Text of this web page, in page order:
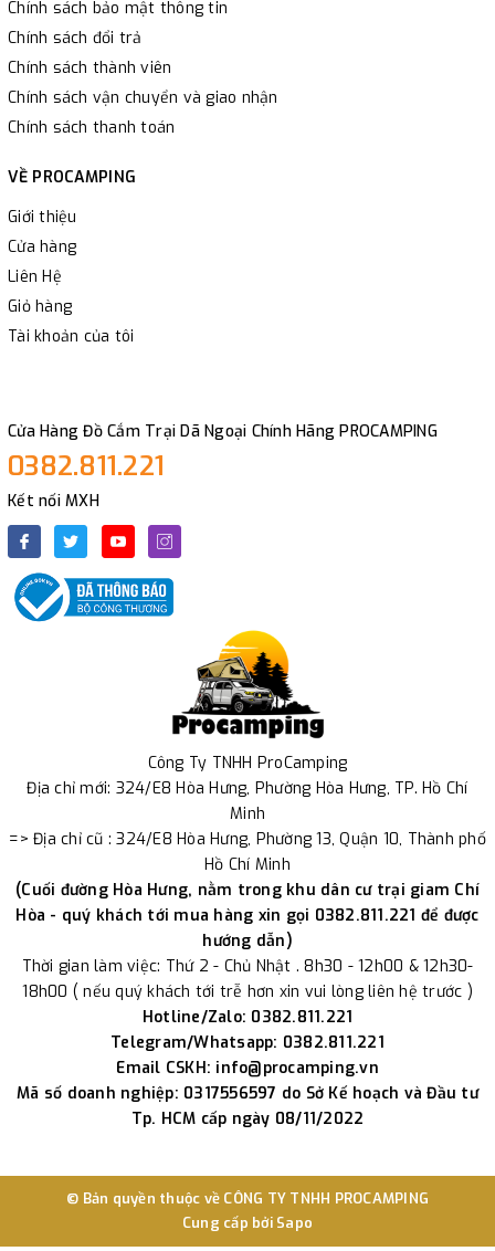
Chính sách bảo mật thông tin
Chính sách đổi trả
Chính sách thành viên
Chính sách vận chuyển và giao nhận
Chính sách thanh toán
VỀ PROCAMPING
Giới thiệu
Cửa hàng
Liên Hệ
Giỏ hàng
Tài khoản của tôi
Cửa Hàng Đồ Cắm Trại Dã Ngoại Chính Hãng PROCAMPING
0382.811.221
Kết nối MXH
Công Ty TNHH ProCamping
Địa chỉ mới: 324/E8 Hòa Hưng, Phường Hòa Hưng, TP. Hồ Chí
Minh
=> Địa chỉ cũ : 324/E8 Hòa Hưng, Phường 13, Quận 10, Thành phố
Hồ Chí Minh
(Cuối đường Hòa Hưng, nằm trong khu dân cư trại giam Chí
Hòa - quý khách tới mua hàng xin gọi 0382.811.221 để được
hướng dẫn)
Thời gian làm việc: Thứ 2 - Chủ Nhật . 8h30 - 12h00 & 12h30-
18h00 ( nếu quý khách tới trễ hơn xin vui lòng liên hệ trước )
Hotline/Zalo: 0382.811.221
Telegram/Whatsapp: 0382.811.221
Email CSKH: info@procamping.vn
Mã số doanh nghiệp: 0317556597 do Sở Kế hoạch và Đầu tư
Tp. HCM cấp ngày 08/11/2022
© Bản quyền thuộc về CÔNG TY TNHH PROCAMPING
Cung cấp bởi Sapo